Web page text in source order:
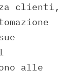
clienti,
alle